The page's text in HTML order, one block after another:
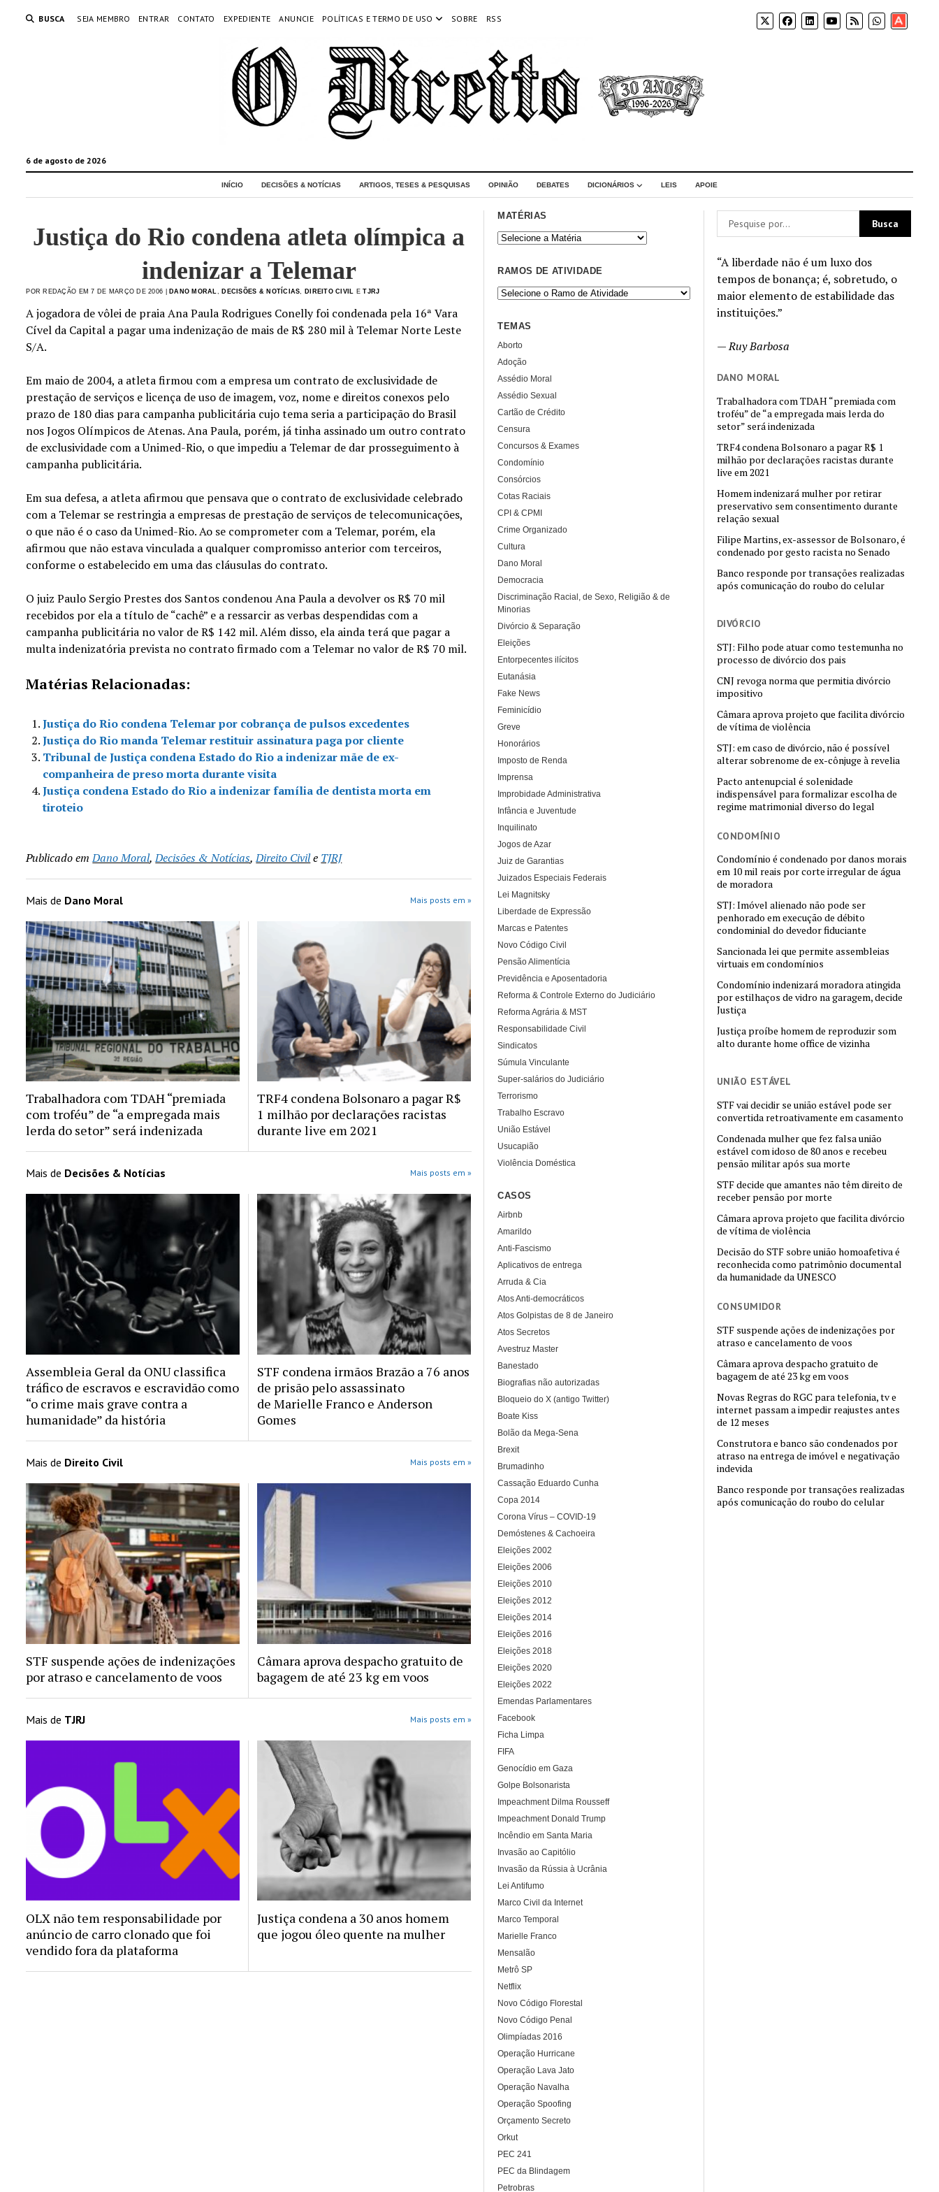
BUSCA SEJA MEMBRO ENTRAR CONTATO EXPEDIENTE ANUNCIE POLÍTICAS E TERMO DE USO SOBRE RSS
Apoia-
se
6 de agosto de 2026
INÍCIO DECISÕES & NOTÍCIAS ARTIGOS, TESES & PESQUISAS OPINIÃO DEBATES DICIONÁRIOS LEIS APOIE
“A liberdade não é um luxo dos
tempos de bonança; é, sobretudo, o
maior elemento de estabilidade das
instituições.”
—Ruy Barbosa
DANO MORAL
Trabalhadora com TDAH “premiada com
troféu” de “a empregada mais lerda do
setor” será indenizada
TRF4 condena Bolsonaro a pagar R$ 1
milhão por declarações racistas durante
live em 2021
Homem indenizará mulher por retirar
preservativo sem consentimento durante
relação sexual
Filipe Martins, ex-assessor de Bolsonaro, é
condenado por gesto racista no Senado
Banco responde por transações realizadas
após comunicação do roubo do celular
DIVÓRCIO
STJ: Filho pode atuar como testemunha no
processo de divórcio dos pais
CNJ revoga norma que permitia divórcio
impositivo
Câmara aprova projeto que facilita divórcio
de vítima de violência
STJ: em caso de divórcio, não é possível
alterar sobrenome de ex-cônjuge à revelia
Pacto antenupcial é solenidade
indispensável para formalizar escolha de
regime matrimonial diverso do legal
CONDOMÍNIO
Condomínio é condenado por danos morais
em 10 mil reais por corte irregular de água
de moradora
STJ: Imóvel alienado não pode ser
penhorado em execução de débito
condominial do devedor fiduciante
Sancionada lei que permite assembleias
virtuais em condomínios
Condomínio indenizará moradora atingida
por estilhaços de vidro na garagem, decide
Justiça
Justiça proíbe homem de reproduzir som
alto durante home office de vizinha
UNIÃO ESTÁVEL
STF vai decidir se união estável pode ser
convertida retroativamente em casamento
Condenada mulher que fez falsa união
estável com idoso de 80 anos e recebeu
pensão militar após sua morte
STF decide que amantes não têm direito de
receber pensão por morte
Câmara aprova projeto que facilita divórcio
de vítima de violência
Decisão do STF sobre união homoafetiva é
reconhecida como patrimônio documental
da humanidade da UNESCO
CONSUMIDOR
STF suspende ações de indenizações por
atraso e cancelamento de voos
Câmara aprova despacho gratuito de
bagagem de até 23 kg em voos
Novas Regras do RGC para telefonia, tv e
internet passam a impedir reajustes antes
de 12 meses
Construtora e banco são condenados por
atraso na entrega de imóvel e negativação
indevida
Banco responde por transações realizadas
após comunicação do roubo do celular
Justiça do Rio condena atleta olímpica a
indenizar a Telemar
POR REDAÇÃO EM 7 DE MARÇO DE 2006 | DANO MORAL DECISÕES & NOTÍCIAS DIREITO CIVIL ETJRJ
A jogadora de vôlei de praia Ana Paula Rodrigues Conelly foi condenada pela 16ª Vara
Cível da Capital a pagar uma indenização de mais de R$ 280 mil à Telemar Norte Leste
S/A.
Em maio de 2004, a atleta firmou com a empresa um contrato de exclusividade de
prestação de serviços e licença de uso de imagem, voz, nome e direitos conexos pelo
prazo de 180 dias para campanha publicitária cujo tema seria a participação do Brasil
nos Jogos Olímpicos de Atenas. Ana Paula, porém, já tinha assinado um outro contrato
de exclusividade com a Unimed-Rio, o que impediu a Telemar de dar prosseguimento à
campanha publicitária.
Em sua defesa, a atleta afirmou que pensava que o contrato de exclusividade celebrado
com a Telemar se restringia a empresas de prestação de serviços de telecomunicações,
o que não é o caso da Unimed-Rio. Ao se comprometer com a Telemar, porém, ela
afirmou que não estava vinculada a qualquer compromisso anterior com terceiros,
conforme o estabelecido em uma das cláusulas do contrato.
O juiz Paulo Sergio Prestes dos Santos condenou Ana Paula a devolver os R$ 70 mil
recebidos por ela a título de “cachê” e a ressarcir as verbas despendidas com a
campanha publicitária no valor de R$ 142 mil. Além disso, ela ainda terá que pagar a
multa indenizatória prevista no contrato firmado com a Telemar no valor de R$ 70 mil.
Matérias Relacionadas:
Justiça do Rio condena Telemar por cobrança de pulsos excedentes
Justiça do Rio manda Telemar restituir assinatura paga por cliente
Tribunal de Justiça condena Estado do Rio a indenizar mãe de ex-
companheira de preso morta durante visita
Justiça condena Estado do Rio a indenizar família de dentista morta em
tiroteio
Publicado em Dano Moral,Decisões & Notícias,Direito Civile TJRJ
Mais de Dano Moral Mais posts em »
Trabalhadora com TDAH “premiada
com troféu” de “a empregada mais
lerda do setor” será indenizada
TRF4 condena Bolsonaro a pagar R$
1 milhão por declarações racistas
durante live em 2021
Mais de Decisões & Notícias Mais posts em »
Assembleia Geral da ONU classifica
tráfico de escravos e escravidão como
“o crime mais grave contra a
humanidade” da história
STF condena irmãos Brazão a 76 anos
de prisão pelo assassinato
de Marielle Franco e Anderson
Gomes
Mais de Direito Civil Mais posts em »
STF suspende ações de indenizações
por atraso e cancelamento de voos
Câmara aprova despacho gratuito de
bagagem de até 23 kg em voos
Mais de TJRJ Mais posts em »
OLX não tem responsabilidade por
anúncio de carro clonado que foi
vendido fora da plataforma
Justiça condena a 30 anos homem
que jogou óleo quente na mulher
MATÉRIAS
RAMOS DE ATIVIDADE
TEMAS
Aborto
Adoção
Assédio Moral
Assédio Sexual
Cartão de Crédito
Censura
Concursos & Exames
Condomínio
Consórcios
Cotas Raciais
CPI & CPMI
Crime Organizado
Cultura
Dano Moral
Democracia
Discriminação Racial, de Sexo, Religião & de
Minorias
Divórcio & Separação
Eleições
Entorpecentes ilícitos
Eutanásia
Fake News
Feminicídio
Greve
Honorários
Imposto de Renda
Imprensa
Improbidade Administrativa
Infância e Juventude
Inquilinato
Jogos de Azar
Juiz de Garantias
Juizados Especiais Federais
Lei Magnitsky
Liberdade de Expressão
Marcas e Patentes
Novo Código Civil
Pensão Alimentícia
Previdência e Aposentadoria
Reforma & Controle Externo do Judiciário
Reforma Agrária & MST
Responsabilidade Civil
Sindicatos
Súmula Vinculante
Super-salários do Judiciário
Terrorismo
Trabalho Escravo
União Estável
Usucapião
Violência Doméstica
CASOS
Airbnb
Amarildo
Anti-Fascismo
Aplicativos de entrega
Arruda & Cia
Atos Anti-democráticos
Atos Golpistas de 8 de Janeiro
Atos Secretos
Avestruz Master
Banestado
Biografias não autorizadas
Bloqueio do X (antigo Twitter)
Boate Kiss
Bolão da Mega-Sena
Brexit
Brumadinho
Cassação Eduardo Cunha
Copa 2014
Corona Vírus – COVID-19
Demóstenes & Cachoeira
Eleições 2002
Eleições 2006
Eleições 2010
Eleições 2012
Eleições 2014
Eleições 2016
Eleições 2018
Eleições 2020
Eleições 2022
Emendas Parlamentares
Facebook
Ficha Limpa
FIFA
Genocídio em Gaza
Golpe Bolsonarista
Impeachment Dilma Rousseff
Impeachment Donald Trump
Incêndio em Santa Maria
Invasão ao Capitólio
Invasão da Rússia à Ucrânia
Lei Antifumo
Marco Civil da Internet
Marco Temporal
Marielle Franco
Mensalão
Metrô SP
Netflix
Novo Código Florestal
Novo Código Penal
Olimpíadas 2016
Operação Hurricane
Operação Lava Jato
Operação Navalha
Operação Spoofing
Orçamento Secreto
Orkut
PEC 241
PEC da Blindagem
Petrobras